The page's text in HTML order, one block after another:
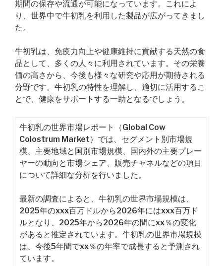
期間の保存や流通が可能になっています。これによ
り、世界中で牛初乳を利用した製品が広がってきまし
た。
牛初乳は、免疫力向上や健康維持に貢献する天然の食
品として、多くの人々に利用されています。その栄養
価の高さから、今後も様々な研究や応用が期待される
分野です。牛初乳の特性を理解し、適切に活用するこ
とで、健康をサポートする一助となるでしょう。
牛初乳の世界市場レポート（Global Cow
Colostrum Market）では、セグメント別市場規
模、主要地域と国別市場規模、国内外の主要プレー
ヤーの動向と市場シェア、販売チャネルなどの項目
について詳細な分析を行いました。
最新の調査によると、牛初乳の世界市場規模は、
2025年のxxx百万ドルから2026年にはxxx百万ド
ルとなり、2025年から2026年の間にxx％の変化
があると推定されています。牛初乳の世界市場規模
は、今後5年間でxx％の年率で成長すると予測され
ています。